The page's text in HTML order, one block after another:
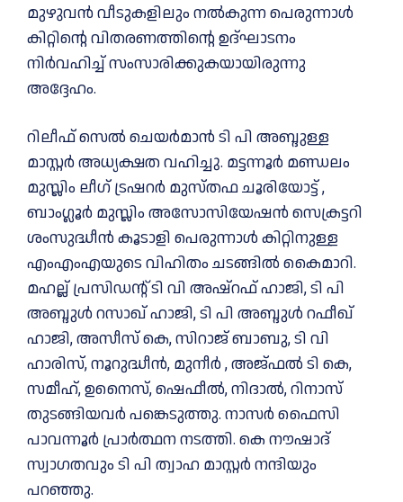
മുഴുവന്‍ വീടുകളിലും നല്‍കുന്ന പെരുന്നാള്‍
കിറ്റിന്റെ വിതരണത്തിന്റെ ഉദ്ഘാടനം
നിര്‍വഹിച്ച് സംസാരിക്കുകയായിരുന്നു
അദ്ദേഹം.
റിലീഫ് സെല്‍ ചെയര്‍മാന്‍ ടി പി അബ്ദുള്ള
മാസ്റ്റര്‍ അധ്യക്ഷത വഹിച്ചു. മട്ടന്നൂര്‍ മണ്ഡലം
മുസ്ലിം ലീഗ് ട്രഷറര്‍ മുസ്തഫ ചൂരിയോട്ട് ,
ബാംഗ്ലൂര്‍ മുസ്ലിം അസോസിയേഷന്‍ സെക്രട്ടറി
ശംസുദ്ധീന്‍ കൂടാളി പെരുന്നാള്‍ കിറ്റിനുള്ള
എംഎംഎയുടെ വിഹിതം ചടങ്ങില്‍ കൈമാറി.
മഹല്ല് പ്രസിഡന്റ് ടി വി അഷ്റഫ് ഹാജി, ടി പി
അബ്ദുള്‍ റസാഖ് ഹാജി, ടി പി അബ്ദുള്‍ റഫീഖ്
ഹാജി, അസീസ് കെ, സിറാജ് ബാബു, ടി വി
ഹാരിസ്, നൂറുദ്ധീന്‍, മുനീര്‍ , അജ്ഫല്‍ ടി കെ,
സമീഹ്, ഉനൈസ്, ഷെഫീല്‍, നിദാല്‍, റിനാസ്
തുടങ്ങിയവര്‍ പങ്കെടുത്തു. നാസര്‍ ഫൈസി
പാവന്നൂര്‍ പ്രാര്‍ത്ഥന നടത്തി. കെ നൗഷാദ്
സ്വാഗതവും ടി പി ത്വാഹ മാസ്റ്റര്‍ നന്ദിയും
പറഞ്ഞു.